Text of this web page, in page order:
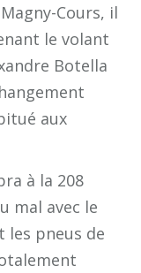
Cours, il
le volant
Botella
aux
à la 208
mal avec le
pneus de